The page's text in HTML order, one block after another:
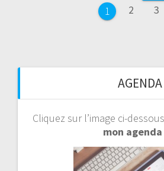
1 2 3
AGENDA
Cliquez sur l’image ci-
mon agenda